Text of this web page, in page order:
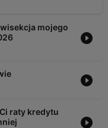
mojego
raty kredytu